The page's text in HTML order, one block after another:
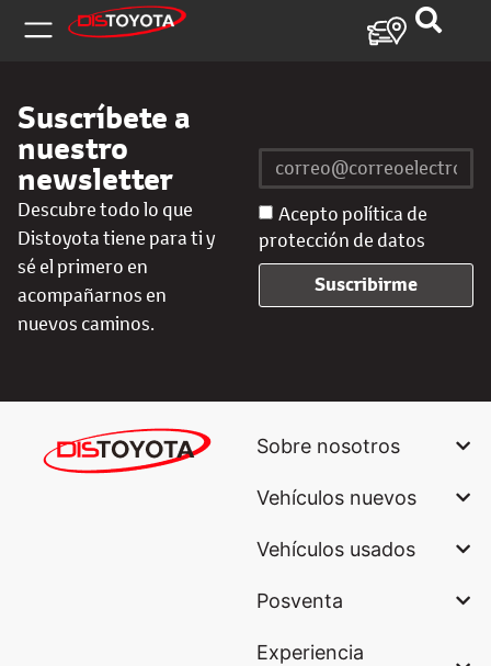
Suscríbete a
nuestro
newsletter
Descubre todo lo que
Distoyota tiene para ti y
sé el primero en
acompañarnos en
nuevos caminos.
Acepto política de
protección de datos
Suscribirme
Sobre nosotros
Vehículos nuevos
Vehículos usados
Posventa
Experiencia